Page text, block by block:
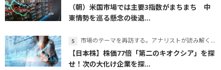
（朝）米国市場では主要3指数がまちまち 中
東情勢を巡る懸念の後退...
市場のテーマを再訪する。アナリストが読み解くテーマの本質
【日本株】株価77倍「第二のキオクシア」を探
せ！次の大化け企業を探...